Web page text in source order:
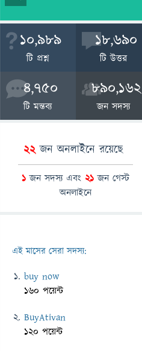
10,989
টি প্রশ্ন
18,690
টি উত্তর
4,750
টি মন্তব্য
890,162
জন সদস্য
22জন অনলাইনে রয়েছে
1 জন সদস্য এবং 21 জন গেস্ট
অনলাইনে
এই মাসের সেরা সদস্য:
buy now
160 পয়েন্ট
BuyAtivan
120 পয়েন্ট